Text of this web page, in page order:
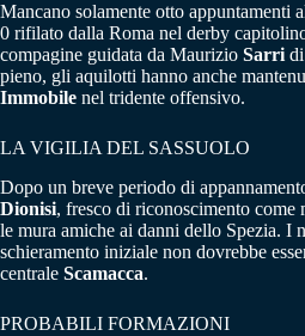
Mancano solamente otto appuntamenti
0 rifilato dalla Roma nel derby
compagine guidata da Maurizio Sarridi
pieno, gli aquilotti hanno anche
Immobile nel tridente offensivo.
LA VIGILIA DEL SASSUOLO
Dopo un breve periodo di
Dionisi, fresco di riconoscimento
le mura amiche ai danni dello Spezia. I
schieramento iniziale non dovrebbe
centrale Scamacca.
PROBABILI FORMAZIONI